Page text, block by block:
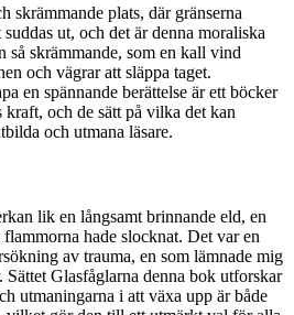
skrämmande plats, där gränserna
ut, och det är denna moraliska
så skrämmande, som en kall vind
och vägrar att släppa taget.
en spännande berättelse är ett böcker
kraft, och de sätt på vilka det kan
och utmana läsare.
lik en långsamt brinnande eld, en
hade slocknat. Det var en
av trauma, en som lämnade mig
Sättet Glasfåglarna denna bok utforskar
utmaningarna i att växa upp är både